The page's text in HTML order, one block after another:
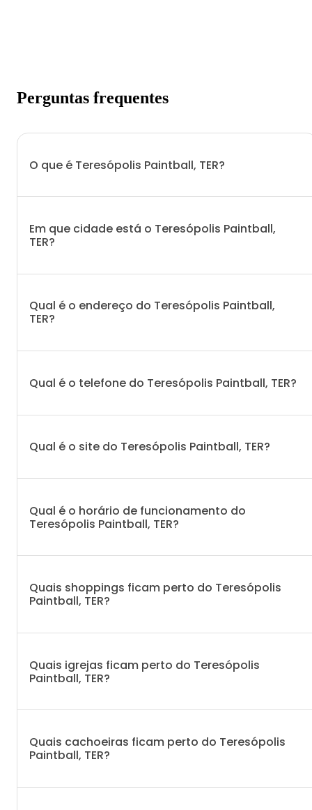
Perguntas frequentes
O que é Teresópolis Paintball, TER?
Em que cidade está o Teresópolis Paintball,
TER?
Qual é o endereço do Teresópolis Paintball,
TER?
Qual é o telefone do Teresópolis Paintball, TER?
Qual é o site do Teresópolis Paintball, TER?
Qual é o horário de funcionamento do
Teresópolis Paintball, TER?
Quais shoppings ficam perto do Teresópolis
Paintball, TER?
Quais igrejas ficam perto do Teresópolis
Paintball, TER?
Quais cachoeiras ficam perto do Teresópolis
Paintball, TER?